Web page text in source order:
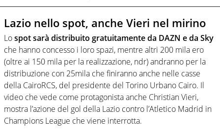
Lazio nello spot, anche Vieri nel mirino
Lospot sarà distribuito gratuitamente da DAZN e da Sky
che hanno concesso i loro spazi, mentre altri 200 mila ero
(oltre ai 150 mila per la realizzazione, ndr) andranno per la
distribuzione con 25mila che finiranno anche nelle casse
della CairoRCS, del presidente del Torino Urbano Cairo. Il
video che vede come protagonista anche Christian Vieri,
mostra l’azione del gol della Lazio contro l’Atletico Madrid in
Champions League che viene interrotta.